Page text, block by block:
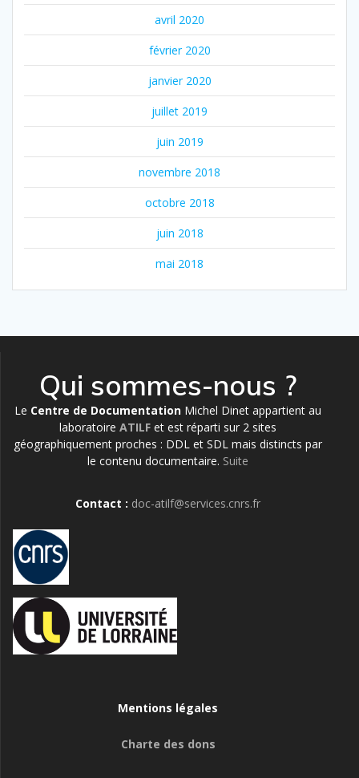
avril 2020
février 2020
janvier 2020
juillet 2019
juin 2019
novembre 2018
octobre 2018
juin 2018
mai 2018
Qui sommes-nous ?
Le Centre de Documentation Michel Dinet appartient au
laboratoire ATILF et est réparti sur 2 sites
géographiquement proches : DDL et SDL mais distincts par
le contenu documentaire. Suite
Contact : doc-atilf@services.cnrs.fr
Mentions légales
Charte des dons